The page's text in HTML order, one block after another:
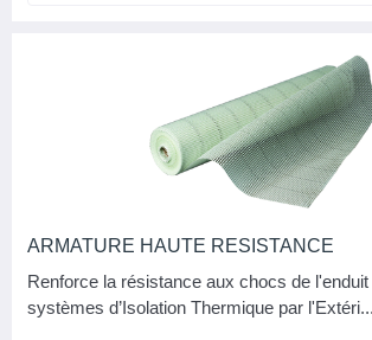
ARMATURE HAUTE RESISTANCE
Renforce la résistance aux chocs de
systèmes d’Isolation Thermique par l'Extéri...